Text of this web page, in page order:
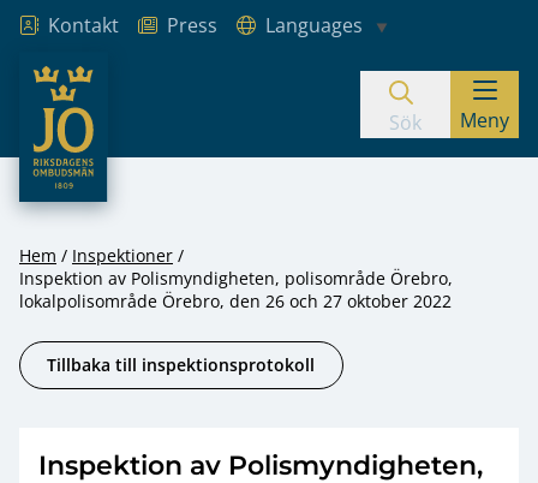
Hoppa till innehåll
Kontakt Press
Languages
JO – Riksdagens Ombudsmän
Sök Meny
Hem
Inspektioner
Inspektion av Polismyndigheten, polisområde Örebro,
lokalpolisområde Örebro, den 26 och 27 oktober 2022
Tillbaka till inspektionsprotokoll
Inspektion av Polismyndigheten,